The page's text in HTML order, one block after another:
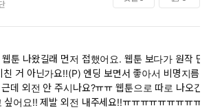
툰 나왔길래 먼저 접했어요. 웹툰 보다가 원작 단
거 아닌가요!!(P) 엔딩 보면서 좋아서 비명지름.
데 외전 안 주시나요?ㅠㅠ 웹툰으로 따로 나오긴
어요!! 제발 외전 내주세요!!ㅠㅠㅠㅠㅠㅠㅠㅠㅠ